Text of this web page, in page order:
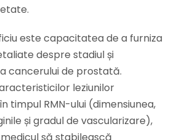
este capacitatea de a furniza
despre stadiul și
cancerului de prostată.
leziunilor
timpul RMN-ului (dimensiunea,
și gradul de vascularizare),